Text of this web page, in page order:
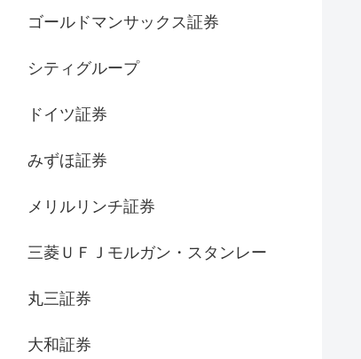
ゴールドマンサックス証券
シティグループ
ドイツ証券
みずほ証券
メリルリンチ証券
三菱ＵＦＪモルガン・スタンレー
丸三証券
大和証券